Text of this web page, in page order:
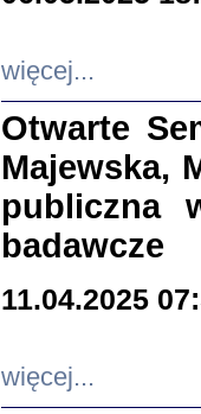
więcej...
Otwarte
Majewska,
publiczna
badawcze
11.04.2025
więcej...